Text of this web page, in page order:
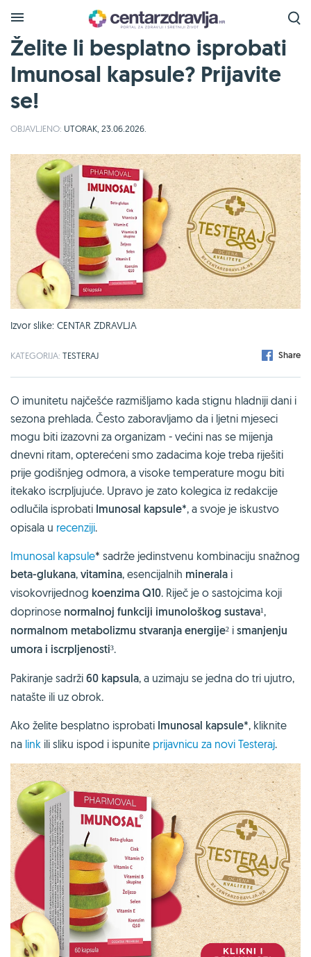
Želite li besplatno isprobati
Imunosal kapsule? Prijavite
se!
OBJAVLJENO: UTORAK, 23.06.2026.
Izvor slike: CENTAR ZDRAVLJA
KATEGORIJA: TESTERAJ Share
O imunitetu najčešće razmišljamo kada stignu hladniji dani i
sezona prehlada. Često zaboravljamo da i ljetni mjeseci
mogu biti izazovni za organizam - većini nas se mijenja
dnevni ritam, opterećeni smo zadacima koje treba riješiti
prije godišnjeg odmora, a visoke temperature mogu biti
itekako iscrpljujuće. Upravo je zato kolegica iz redakcije
odlučila isprobati Imunosal kapsule*, a svoje je iskustvo
opisala u recenziji.
Imunosal kapsule* sadrže jedinstvenu kombinaciju snažnog
beta-glukana, vitamina, esencijalnih minerala i
visokovrijednog koenzima Q10. Riječ je o sastojcima koji
doprinose normalnoj funkciji imunološkog sustava¹,
normalnom metabolizmu stvaranja energije² i smanjenju
umora i iscrpljenosti³.
Pakiranje sadrži 60 kapsula, a uzimaju se jedna do tri ujutro,
natašte ili uz obrok.
Ako želite besplatno isprobati Imunosal kapsule*, kliknite
na link ili sliku ispod i ispunite prijavnicu za novi Testeraj.